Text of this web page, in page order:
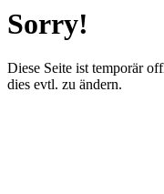
Sorry!
Diese Seite ist temporär
dies evtl. zu ändern.